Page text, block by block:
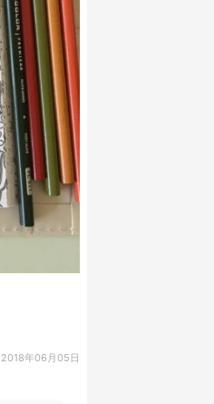
2018年06月05日